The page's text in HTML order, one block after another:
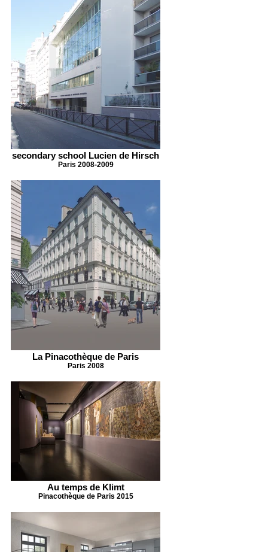
secondary school Lucien de Hirsch
Paris 2008-2009
La Pinacothèque de Paris
Paris 2008
Au temps de Klimt
Pinacothèque de Paris 2015